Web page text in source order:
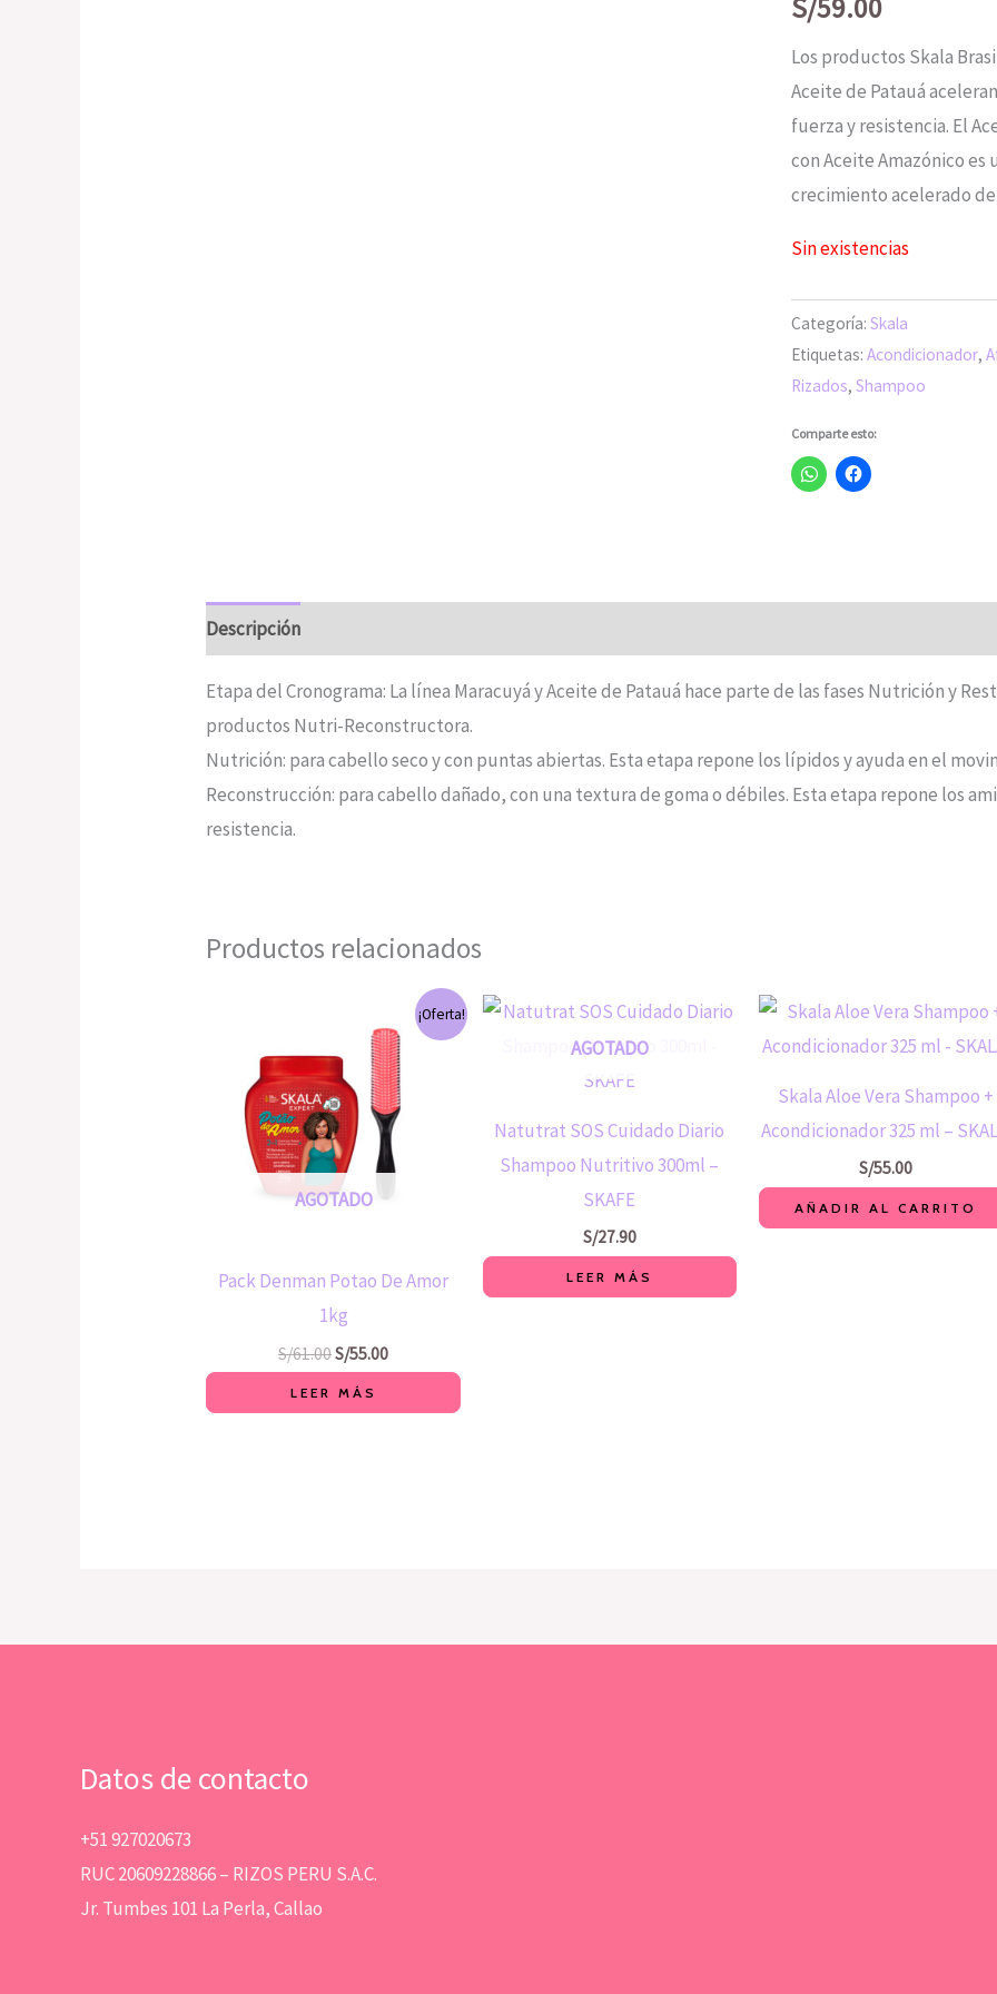
S/59.00
Los productos Skala
Aceite de Patauá
fuerza y resistencia. El
con Aceite Amazónico
crecimiento acelerado
Sin existencias
Categoría: Skala
Etiquetas: Acondicionador,
Rizados, Shampoo
Comparte esto:
Descripción
Etapa del Cronograma: La línea Maracuyá y Aceite de Patauá hace parte de las fases Nutrición y
productos Nutri-Reconstructora.
Nutrición: para cabello seco y con puntas abiertas. Esta etapa repone los lípidos y ayuda en el
Reconstrucción: para cabello dañado, con una textura de goma o débiles. Esta etapa repone los
resistencia.
Productos relacionados
¡Oferta!
AGOTADO
Pack Denman Potao De Amor
1kg
S/61.00
precio
original
era:
S/61.00.
S/55.00
precio
actual
es:
S/55.00.
LEER MÁS
AGOTADO
Natutrat SOS Cuidado Diario
Shampoo Nutritivo 300ml –
SKAFE
S/27.90
LEER MÁS
Skala Aloe Vera Shampoo +
Acondicionador 325 ml –
S/55.00
AÑADIR AL CARRITO
Datos de contacto
+51 927020673
RUC 20609228866 – RIZOS PERU S.A.C.
Jr. Tumbes 101 La Perla, Callao